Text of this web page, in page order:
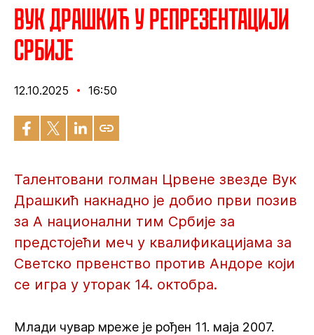
Вук Драшкић у репрезентацији
Србије
12.10.2025 16:50
Талентовани голман Црвене звезде Вук
Драшкић накнадно је добио први позив
за А национални тим Србије за
предстојећи меч у квалификацијама за
Светско првенство против Андоре који
се игра у уторак 14. октобра.
Млади чувар мреже је рођен 11. маја 2007.